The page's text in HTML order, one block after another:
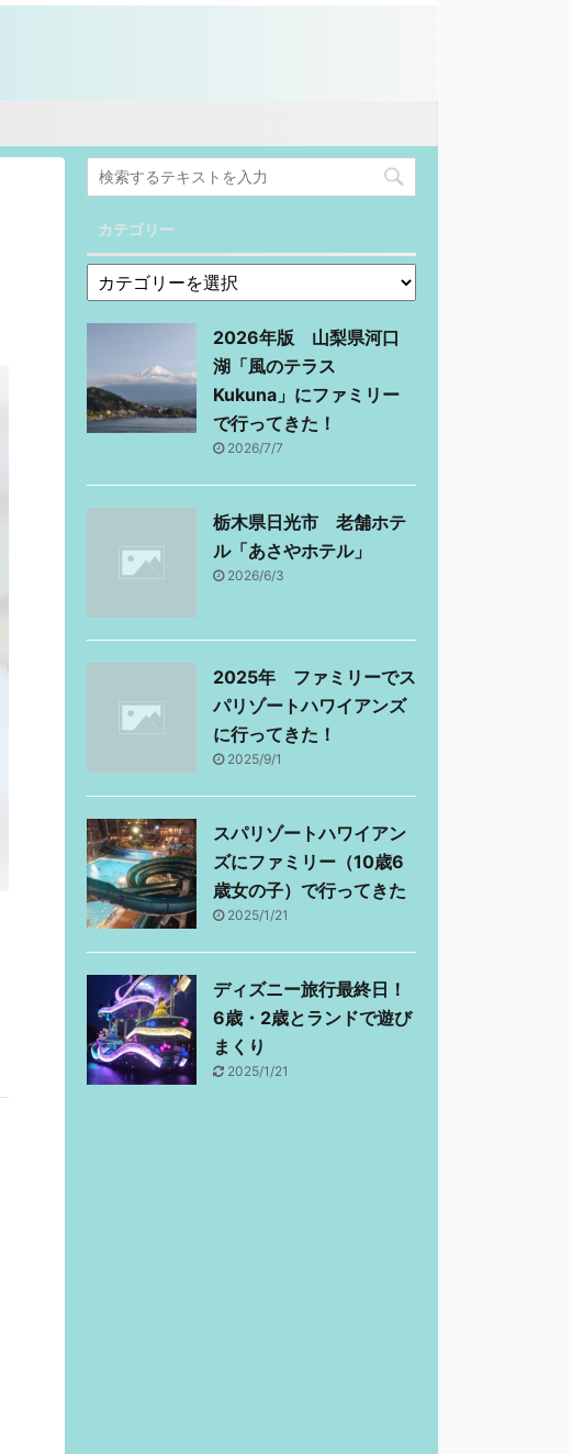
カテゴリー
2026年版 山梨県河口
湖「風のテラス
Kukuna」にファミリー
で行ってきた！
2026/7/7
栃木県日光市 老舗ホテ
ル「あさやホテル」
2026/6/3
2025年 ファミリーでス
パリゾートハワイアンズ
に行ってきた！
2025/9/1
スパリゾートハワイアン
ズにファミリー（10歳6
歳女の子）で行ってきた
2025/1/21
ディズニー旅行最終日！
6歳・2歳とランドで遊び
まくり
2025/1/21